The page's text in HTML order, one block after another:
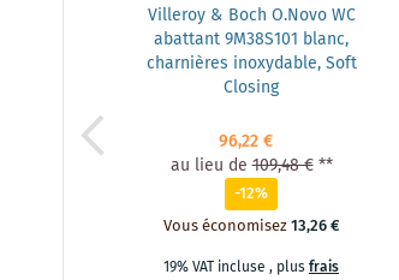
Villeroy & Boch O.Novo WC
abattant 9M38S101 blanc,
charnières inoxydable, Soft
Closing
96,22 €
au lieu de 109,48 € **
-12%
Vous économisez13,26 €
19% VAT incluse , plusfrais